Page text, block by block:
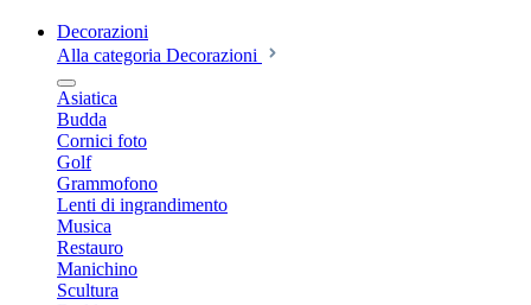
Decorazioni
Alla categoria Decorazioni
Asiatica
Budda
Cornici foto
Golf
Grammofono
Lenti di ingrandimento
Musica
Restauro
Manichino
Scultura